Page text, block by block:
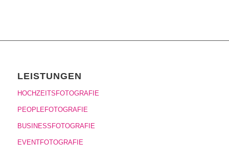
LEISTUNGEN
HOCHZEITSFOTOGRAFIE
PEOPLEFOTOGRAFIE
BUSINESSFOTOGRAFIE
EVENTFOTOGRAFIE